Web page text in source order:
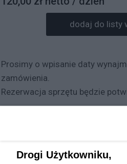
dodaj do listy
Prosimy o wpisanie daty
zamówienia.
Rezerwacja sprzętu będzie
panelem SMD LED dla
Drogi Użytkowniku,